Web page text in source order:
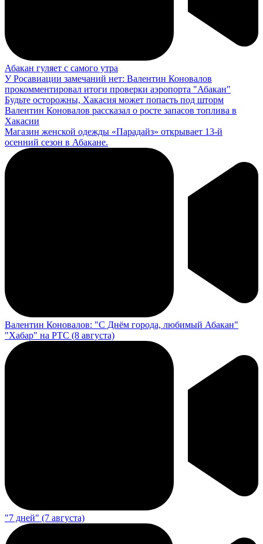
Абакан гуляет с самого утра
У Росавиации замечаний нет: Валентин Коновалов
прокомментировал итоги проверки аэропорта "Абакан"
Будьте осторожны, Хакасия может попасть под шторм
Валентин Коновалов рассказал о росте запасов топлива в
Хакасии
Магазин женской одежды «Парадайз» открывает 13-й
осенний сезон в Абакане.
Валентин Коновалов: "С Днём города, любимый Абакан"
"Хабар" на РТС (8 августа)
"7 дней" (7 августа)